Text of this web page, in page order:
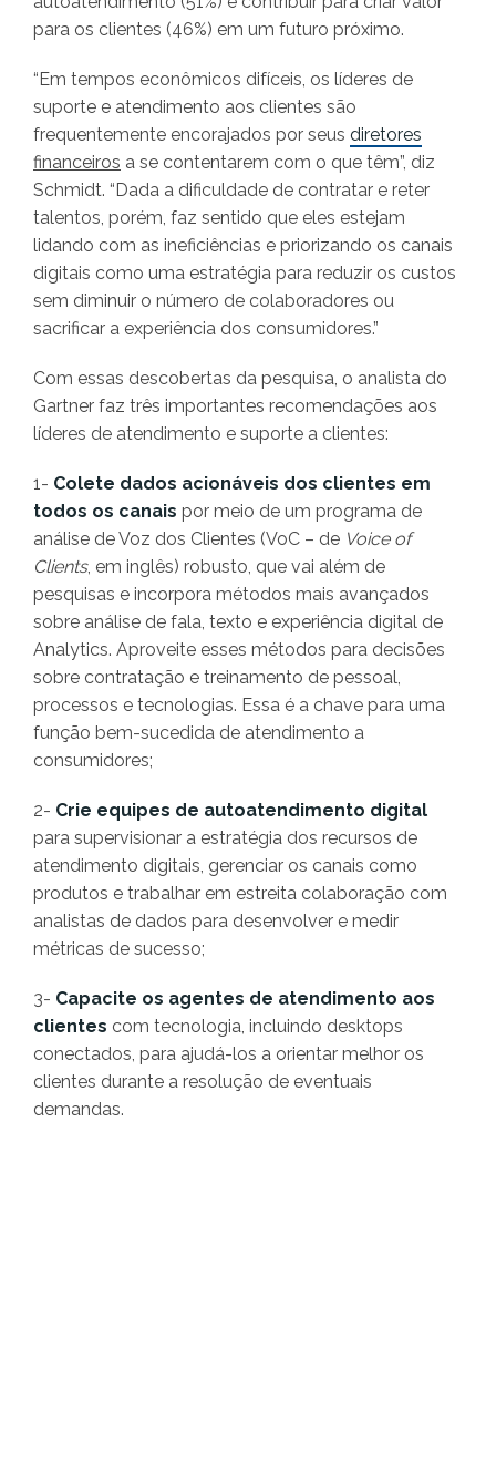
para os clientes (46%) em um futuro próximo.
“Em tempos econômicos difíceis, os líderes de
suporte e atendimento aos clientes são
frequentemente encorajados por seus diretores
financeiros a se contentarem com o que têm”, diz
Schmidt. “Dada a dificuldade de contratar e reter
talentos, porém, faz sentido que eles estejam
lidando com as ineficiências e priorizando os canais
digitais como uma estratégia para reduzir os custos
sem diminuir o número de colaboradores ou
sacrificar a experiência dos consumidores.”
Com essas descobertas da pesquisa, o analista do
Gartner faz três importantes recomendações aos
líderes de atendimento e suporte a clientes:
1- Colete dados acionáveis dos clientes em
todos os canais por meio de um programa de
análise de Voz dos Clientes (VoC – de Voice of
Clients, em inglês) robusto, que vai além de
pesquisas e incorpora métodos mais avançados
sobre análise de fala, texto e experiência digital de
Analytics. Aproveite esses métodos para decisões
sobre contratação e treinamento de pessoal,
processos e tecnologias. Essa é a chave para uma
função bem-sucedida de atendimento a
consumidores;
2- Crie equipes de autoatendimento digital
para supervisionar a estratégia dos recursos de
atendimento digitais, gerenciar os canais como
produtos e trabalhar em estreita colaboração com
analistas de dados para desenvolver e medir
métricas de sucesso;
3- Capacite os agentes de atendimento aos
clientes com tecnologia, incluindo desktops
conectados, para ajudá-los a orientar melhor os
clientes durante a resolução de eventuais
demandas.